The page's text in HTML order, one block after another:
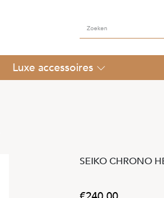
Luxe accessoires
SEIKO CHRONO